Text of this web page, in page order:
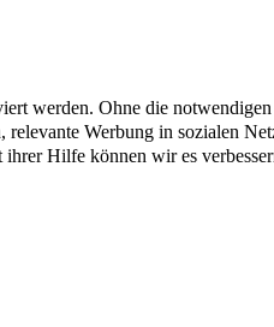
werden. Ohne die
Werbung in sozialen
Hilfe können wir es